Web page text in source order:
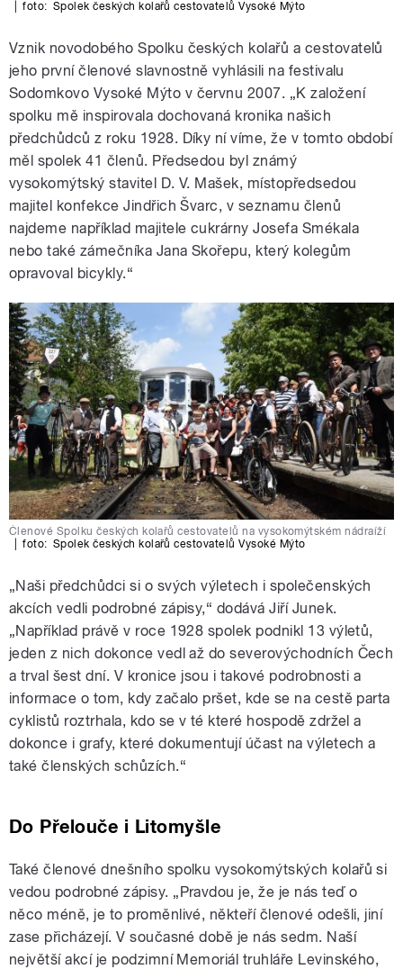
foto: Spolek českých kolařů cestovatelů Vysoké Mýto
Vznik novodobého Spolku českých kolařů a cestovatelů
jeho první členové slavnostně vyhlásili na festivalu
Sodomkovo Vysoké Mýto v červnu 2007. „K založení
spolku mě inspirovala dochovaná kronika našich
předchůdců z roku 1928. Díky ní víme, že v tomto období
měl spolek 41 členů. Předsedou byl známý
vysokomýtský stavitel D. V. Mašek, místopředsedou
majitel konfekce Jindřich Švarc, v seznamu členů
najdeme například majitele cukrárny Josefa Smékala
nebo také zámečníka Jana Skořepu, který kolegům
opravoval bicykly.“
Členové Spolku českých kolařů cestovatelů na vysokomýtském nádraíží
foto: Spolek českých kolařů cestovatelů Vysoké Mýto
„Naši předchůdci si o svých výletech i společenských
akcích vedli podrobné zápisy,“ dodává Jiří Junek.
„Například právě v roce 1928 spolek podnikl 13 výletů,
jeden z nich dokonce vedl až do severovýchodních Čech
a trval šest dní. V kronice jsou i takové podrobnosti a
informace o tom, kdy začalo pršet, kde se na cestě parta
cyklistů roztrhala, kdo se v té které hospodě zdržel a
dokonce i grafy, které dokumentují účast na výletech a
také členských schůzích.“
Do Přelouče i Litomyšle
Také členové dnešního spolku vysokomýtských kolařů si
vedou podrobné zápisy. „Pravdou je, že je nás teď o
něco méně, je to proměnlivé, někteří členové odešli, jiní
zase přicházejí. V současné době je nás sedm. Naší
největší akcí je podzimní Memoriál truhláře Levinského,